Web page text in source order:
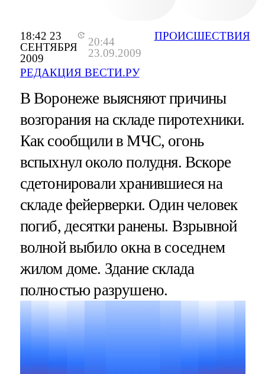
18:42 23
СЕНТЯБРЯ
2009
20:44
23.09.2009
РЕДАКЦИЯ ВЕСТИ.РУ
ПРОИСШЕСТВИЯ
В Воронеже выясняют причины
возгорания на складе пиротехники.
Как сообщили в МЧС, огонь
вспыхнул около полудня. Вскоре
сдетонировали хранившиеся на
складе фейерверки. Один человек
погиб, десятки ранены. Взрывной
волной выбило окна в соседнем
жилом доме. Здание склада
полностью разрушено.